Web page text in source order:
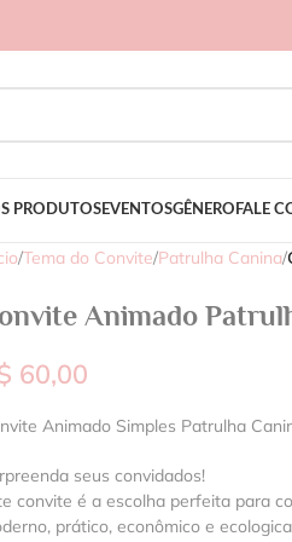
PRODUTOSEVENTOSGÊNERO FALE
/Tema do Convite/Patrulha Canina/
Animado
60,00
Animado Simples Patrulha
seus convidados!
convite é a escolha perfeita para
prático, econômico e